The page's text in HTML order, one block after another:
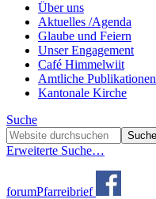
Über uns
Aktuelles /Agenda
Glaube und Feiern
Unser Engagement
Café Himmelwiit
Amtliche Publikationen
Kantonale Kirche
Suche
Erweiterte Suche…
forumPfarreibrief